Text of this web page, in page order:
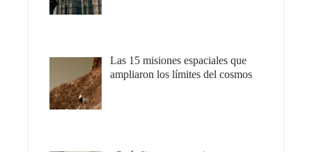
Las 15 misiones espaciales que
ampliaron los límites del cosmos